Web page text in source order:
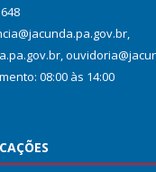
08:00 às 14:00